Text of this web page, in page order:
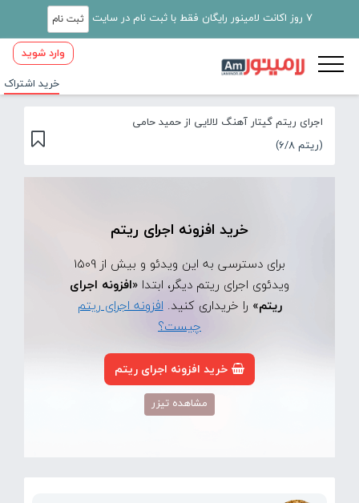
7 روز اکانت لامینور رایگان فقط با ثبت نام در سایت ثبت نام
وارد شوید
خرید اشتراک
اجرای ریتم گیتار آهنگ لالایی از حمید حامی
(ریتم 6/8)
خرید افزونه اجرای ریتم
برای دسترسی به این ویدئو و بیش از 1509
ویدئوی اجرای ریتم دیگر، ابتدا «افزونه اجرای
ریتم» را خریداری کنید.افزونه اجرای ریتم
چیست؟
خرید افزونه اجرای ریتم
مشاهده تیزر